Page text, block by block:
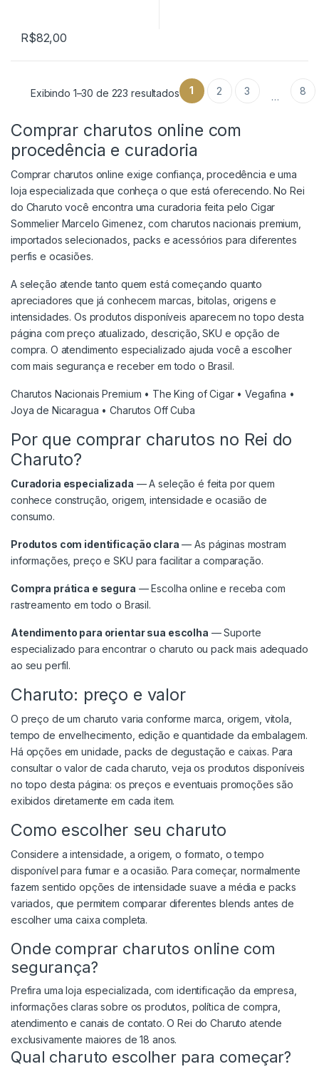
R$82,00
Exibindo 1–30 de 223 resultados 1 2 3 … 8
Comprar charutos online com
procedência e curadoria
Comprar charutos online exige confiança, procedência e uma
loja especializada que conheça o que está oferecendo. No Rei
do Charuto você encontra uma curadoria feita pelo Cigar
Sommelier Marcelo Gimenez, com charutos nacionais premium,
importados selecionados, packs e acessórios para diferentes
perfis e ocasiões.
A seleção atende tanto quem está começando quanto
apreciadores que já conhecem marcas, bitolas, origens e
intensidades. Os produtos disponíveis aparecem no topo desta
página com preço atualizado, descrição, SKU e opção de
compra. O atendimento especializado ajuda você a escolher
com mais segurança e receber em todo o Brasil.
Charutos Nacionais Premium • The King of Cigar•Vegafina •
Joya de Nicaragua •Charutos Off Cuba
Por que comprar charutos no Rei do
Charuto?
Curadoria especializada — A seleção é feita por quem
conhece construção, origem, intensidade e ocasião de
consumo.
Produtos com identificação clara — As páginas mostram
informações, preço e SKU para facilitar a comparação.
Compra prática e segura — Escolha online e receba com
rastreamento em todo o Brasil.
Atendimento para orientar sua escolha — Suporte
especializado para encontrar o charuto ou pack mais adequado
ao seu perfil.
Charuto: preço e valor
O preço de um charuto varia conforme marca, origem, vitola,
tempo de envelhecimento, edição e quantidade da embalagem.
Há opções em unidade, packs de degustação e caixas. Para
consultar o valor de cada charuto, veja os produtos disponíveis
no topo desta página: os preços e eventuais promoções são
exibidos diretamente em cada item.
Como escolher seu charuto
Considere a intensidade, a origem, o formato, o tempo
disponível para fumar e a ocasião. Para começar, normalmente
fazem sentido opções de intensidade suave a média e packs
variados, que permitem comparar diferentes blends antes de
escolher uma caixa completa.
Onde comprar charutos online com
segurança?
Prefira uma loja especializada, com identificação da empresa,
informações claras sobre os produtos, política de compra,
atendimento e canais de contato. O Rei do Charuto atende
exclusivamente maiores de 18 anos.
Qual charuto escolher para começar?